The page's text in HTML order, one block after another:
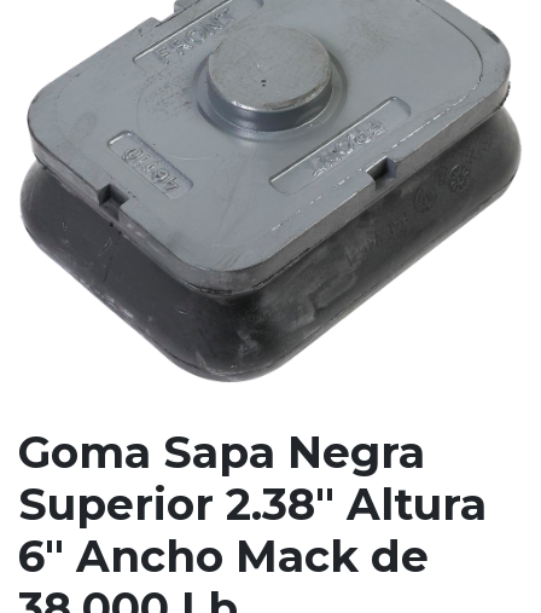
Goma Sapa Negra
Superior 2.38" Altura
6" Ancho Mack de